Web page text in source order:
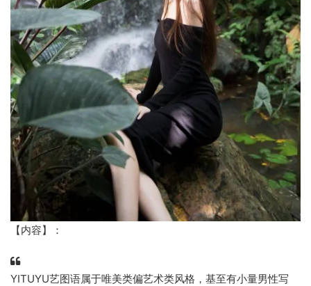
【内容】：
YITUYU艺图语属于唯美类偏艺术类风格，基至有小量男性写